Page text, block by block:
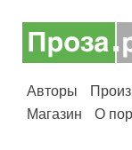
Авторы
Магазин
О